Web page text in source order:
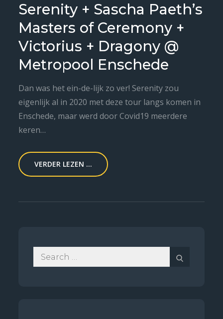
Serenity + Sascha Paeth’s
Masters of Ceremony +
Victorius + Dragony @
Metropool Enschede
Dan was het ein-de-lijk zo ver! Serenity zou
eigenlijk al in 2020 met deze tour langs komen in
Enschede, maar werd door Covid19 meerdere
keren…
VERDER LEZEN ...
Search
for: